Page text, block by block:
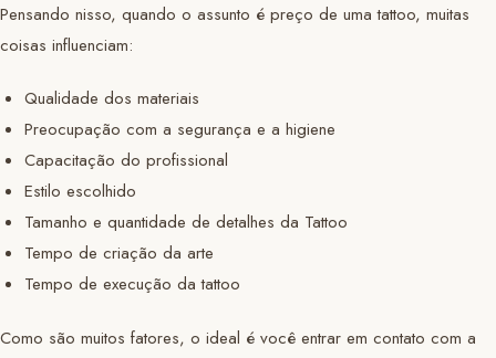
Pensando nisso, quando o assunto é preço de uma tattoo, muitas
coisas influenciam:
Qualidade dos materiais
Preocupação com a segurança e a higiene
Capacitação do profissional
Estilo escolhido
Tamanho e quantidade de detalhes da Tattoo
Tempo de criação da arte
Tempo de execução da tattoo
Como são muitos fatores, o ideal é você entrar em contato com a